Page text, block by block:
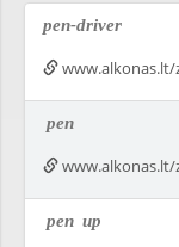
pen-driver
pen
pen up